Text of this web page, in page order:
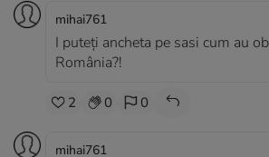
mihai761
I puteți ancheta pe sasi cum au
România?!
2 0 0
mihai761